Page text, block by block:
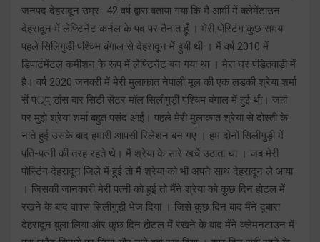
जनपद देहरादून उम्र- 42 वर्ष द्वारा बताया गया कि मै आर्मी में क्लेमेंटाउन
देहरादून में लेफ्टिनेंट कर्नल के पद पर तैनात हूँ । मेरी पोस्टिंग कुछ समय
पहले सिलिगुडी पश्चिम बंगाल से देहरादून में हुयी थी । मैं वर्ष 2010 में
डिपार्टमेंटल कमीशन के रूप में लेफ्टिनेंट बन गया था । मेरा घर पंडितवाड़ी में
है। वर्ष 2020 जनवरी में मेरी मुलाकात नेपाली मूल की एक लडकी श्रेया शर्मा
र्र्से पर््प् डांस बार सिटी सेंटर मॉल सिलीगुड़ी पंश्चिम बंगाल में हुई थी। जहां
पर मुझे श्रेया शर्मा बहुत पसंद आई। पहले मेरी मुलाकात श्रेया से दोस्ती के
नाते हुई उसके बाद हमारी आपसी रिलेशन बन गए । हम दोनों सिलीगुड़ी में
पति-पत्नी की तरह रहते थे। मैं श्रेया के सारे खर्चे उठाता था । जब मेरी
पोस्टिंग देहरादून जिले में हुई तो मैं श्रेया को भी अपने साथ देहरादून ले आया
। जिसकी जानकारी मेरी पत्नी को हुई तो मैंने श्रेया को कुछ दिन होटल में
रखने के बाद वापस सिलीगुडी भेज दिया । जिसे कुछ दिन बाद मैंने दुबारा
देहरादून बुला लिया और कुछ दिन होटल में रखने के बाद मैंने क्लेमनटाउन में